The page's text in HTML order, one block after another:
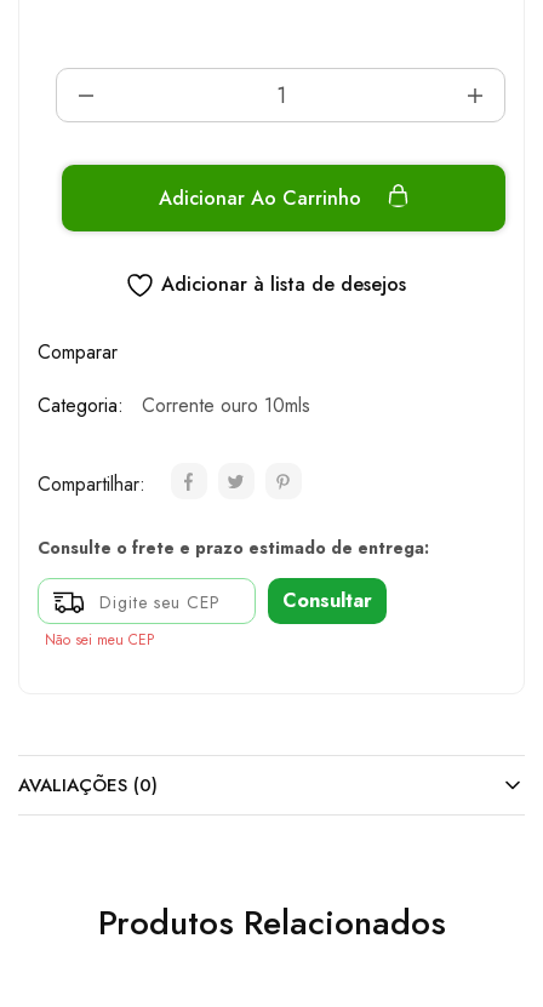
Adicionar Ao Carrinho
Adicionar à lista de desejos
Comparar
Categoria:
Corrente ouro 10mls
Compartilhar:
Consulte o frete e prazo estimado de entrega:
Consultar
Não sei meu CEP
AVALIAÇÕES (0)
Produtos Relacionados